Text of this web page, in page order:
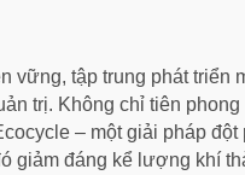
tập trung phát triển
trị. Không chỉ tiên
– một giải pháp
đáng kể lượng khí